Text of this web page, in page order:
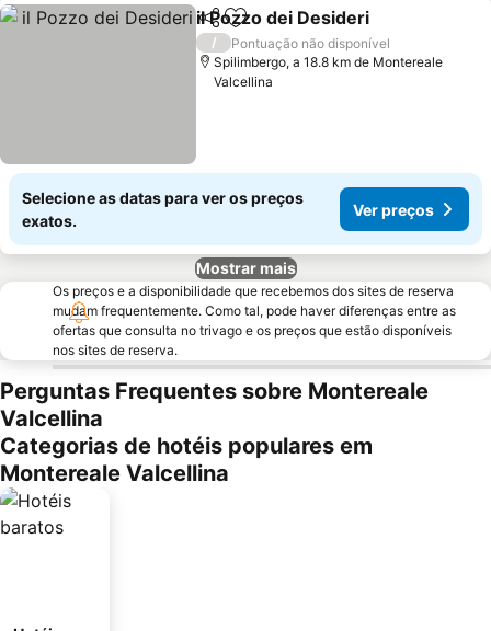
PartilharAdicionar aos favoritos
il Pozzo dei Desideri
/
Pontuação não disponível
Spilimbergo, a 18.8 km de Montereale
Valcellina
Selecione as datas para ver os preços
exatos.
Ver preços
Mostrar mais
Os preços e a disponibilidade que recebemos dos sites de reserva
mudam frequentemente. Como tal, pode haver diferenças entre as
ofertas que consulta no trivago e os preços que estão disponíveis
nos sites de reserva.
Perguntas Frequentes sobre Montereale
Valcellina
Categorias de hotéis populares em
Montereale Valcellina